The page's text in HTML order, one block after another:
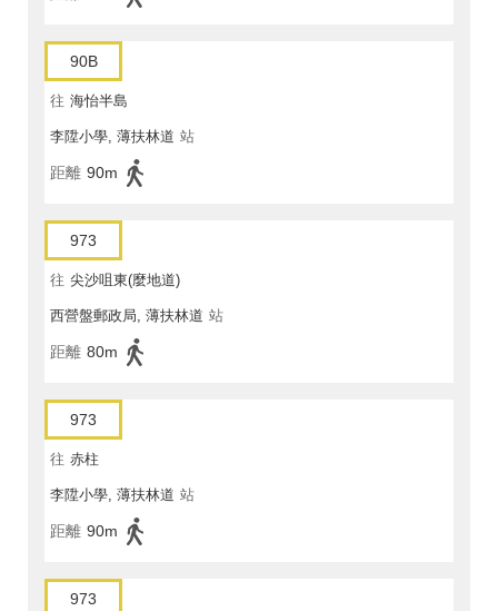
90B
往 海怡半島
李陞小學, 薄扶林道 站
距離 90m
973
往 尖沙咀東(麼地道)
西營盤郵政局, 薄扶林道 站
距離 80m
973
往 赤柱
李陞小學, 薄扶林道 站
距離 90m
973